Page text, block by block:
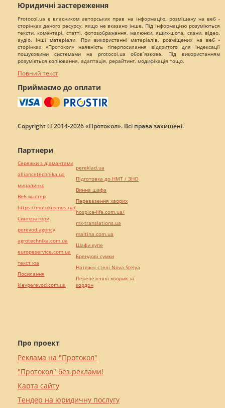
Юридичні застереження
Protocol.ua є власником авторських прав на інформацію, розміщену на веб -
сторінках даного ресурсу, якщо не вказано інше. Під інформацією розуміються
тексти, коментарі, статті, фотозображення, малюнки, ящик-шота, скани, відео,
аудіо, інші матеріали. При використанні матеріалів, розміщених на веб -
сторінках «Протокол» наявність гіперпосилання відкритого для індексації
пошуковими системами на protocol.ua обов`язкове. Під використанням
розуміється копіювання, адаптація, рерайтинг, модифікація тощо.
Повний текст
Приймаємо до оплати
Copyright © 2014-2026 «Протокол». Всі права захищені.
Про проект
Реклама на "Протокол"
"Протокол" без реклами!
Карта сайту
Тендер на юридичну послугу
Партнери
Сережки з діамантами
alliancetechnika.ua
миралинкс
Веб мастер
https://motokosmos.ua/
Синтезатори
perevod.agency
agrotechnika.com.ua
europeservice.com.ua
текст юа
Посилання
kievperevod.com.ua
pereklad.ua
Підготовка до НМТ / ЗНО
Винна шафа
Перевезення хворих
hospice-life.com.ua/
mk-translations.ua
maltina.com.ua
Шафи купе
Брендові сумки
Натяжні стелі Nova Stelya
Перевезення хворих за
кордон